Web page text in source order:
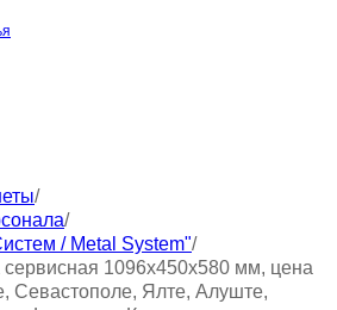
/
/
/ Metal System"/
1096х450х580 мм, цена
Севастополе, Ялте, Алуште,